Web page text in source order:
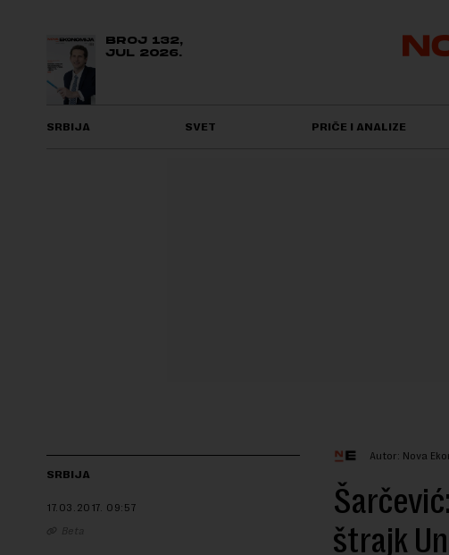
BROJ 132,
JUL 2026.
SRBIJA SVET PRIČE I ANALIZE
SRBIJA
17.03.2017. 09:57
Beta
Autor: Nova
štrajk